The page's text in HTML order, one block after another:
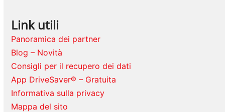
Link utili
Panoramica dei partner
Blog – Novità
Consigli per il recupero dei dati
App DriveSaver® – Gratuita
Informativa sulla privacy
Mappa del sito